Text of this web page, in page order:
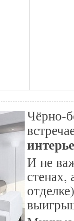
Чёрно-
И не
стенах,